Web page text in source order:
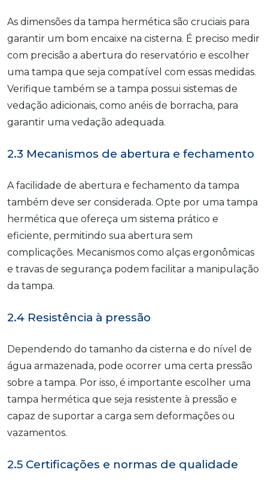
As dimensões da tampa hermética são cruciais para
garantir um bom encaixe na cisterna. É preciso medir
com precisão a abertura do reservatório e escolher
uma tampa que seja compatível com essas medidas.
Verifique também se a tampa possui sistemas de
vedação adicionais, como anéis de borracha, para
garantir uma vedação adequada.
2.3 Mecanismos de abertura e fechamento
A facilidade de abertura e fechamento da tampa
também deve ser considerada. Opte por uma tampa
hermética que ofereça um sistema prático e
eficiente, permitindo sua abertura sem
complicações. Mecanismos como alças ergonômicas
e travas de segurança podem facilitar a manipulação
da tampa.
2.4 Resistência à pressão
Dependendo do tamanho da cisterna e do nível de
água armazenada, pode ocorrer uma certa pressão
sobre a tampa. Por isso, é importante escolher uma
tampa hermética que seja resistente à pressão e
capaz de suportar a carga sem deformações ou
vazamentos.
2.5 Certificações e normas de qualidade